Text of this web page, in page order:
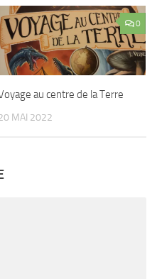
0
au centre de la Terre
MAI 2022